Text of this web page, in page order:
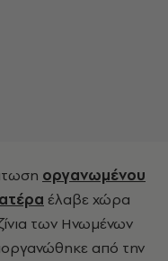
οργανωμένου
έλαβε χώρα
των Ηνωμένων
από την